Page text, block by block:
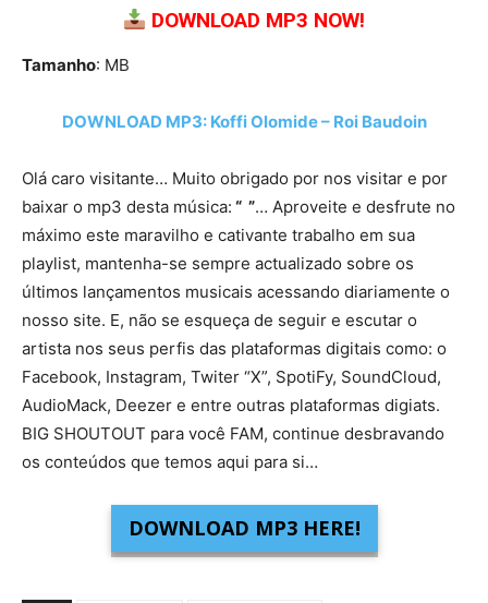
DOWNLOAD MP3 NOW!
Tamanho: MB
DOWNLOAD MP3: Koffi Olomide – Roi Baudoin
Olá caro visitante… Muito obrigado por nos visitar e por
baixar o mp3 desta música: “ ”… Aproveite e desfrute no
máximo este maravilho e cativante trabalho em sua
playlist, mantenha-se sempre actualizado sobre os
últimos lançamentos musicais acessando diariamente o
nosso site. E, não se esqueça de seguir e escutar o
artista nos seus perfis das plataformas digitais como: o
Facebook, Instagram, Twiter “X”, SpotiFy, SoundCloud,
AudioMack, Deezer e entre outras plataformas digiats.
BIG SHOUTOUT para você FAM, continue desbravando
os conteúdos que temos aqui para si…
DOWNLOAD MP3 HERE!